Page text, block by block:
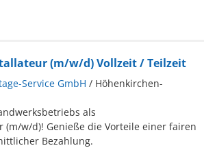
(m/w/d) Vollzeit / Teilzeit
Service GmbH / Höhenkirchen-
als
w/d)! Genieße die Vorteile einer fairen
Bezahlung.